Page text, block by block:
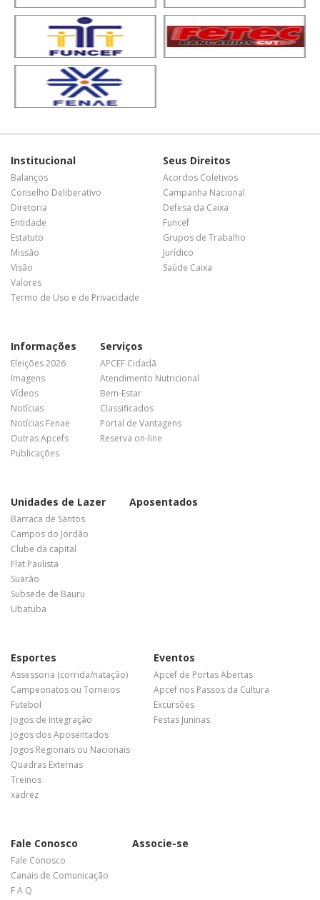
Institucional
Balanços
Conselho Deliberativo
Diretoria
Entidade
Estatuto
Missão
Visão
Valores
Termo de Uso e de Privacidade
Seus Direitos
Acordos Coletivos
Campanha Nacional
Defesa da Caixa
Funcef
Grupos de Trabalho
Jurídico
Saúde Caixa
Informações
Eleições 2026
Imagens
Vídeos
Notícias
Notícias Fenae
Outras Apcefs
Publicações
Serviços
APCEF Cidadã
Atendimento Nutricional
Bem-Estar
Classificados
Portal de Vantagens
Reserva on-line
Unidades de Lazer
Barraca de Santos
Campos do Jordão
Clube da capital
Flat Paulista
Suarão
Subsede de Bauru
Ubatuba
Aposentados
Esportes
Assessoria (corrida/natação)
Campeonatos ou Torneios
Futebol
Jogos de Integração
Jogos dos Aposentados
Jogos Regionais ou Nacionais
Quadras Externas
Treinos
xadrez
Eventos
Apcef de Portas Abertas
Apcef nos Passos da Cultura
Excursões
Festas Juninas
Fale Conosco
Fale Conosco
Canais de Comunicação
F A Q
Associe-se